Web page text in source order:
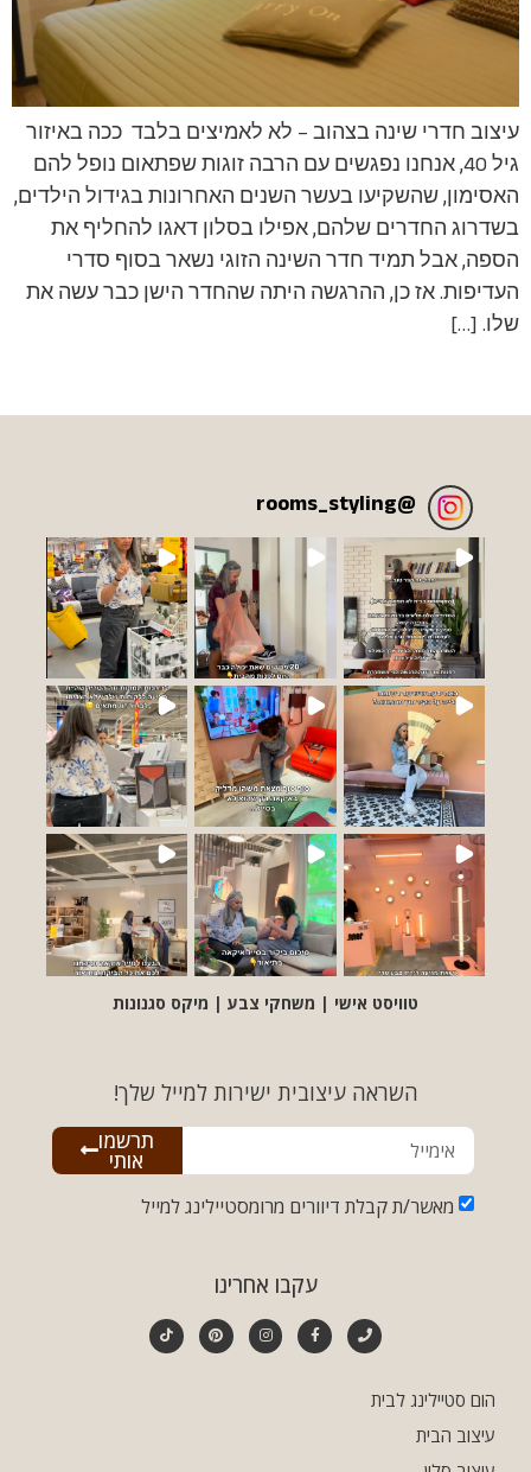
עיצוב חדרי שינה בצהוב – לא לאמיצים בלבד ככה באיזור
גיל 40, אנחנו נפגשים עם הרבה זוגות שפתאום נופל להם
האסימון, שהשקיעו בעשר השנים האחרונות בגידול הילדים,
בשדרוג החדרים שלהם, אפילו בסלון דאגו להחליף את
הספה, אבל תמיד חדר השינה הזוגי נשאר בסוף סדרי
העדיפות. אז כן, ההרגשה היתה שהחדר הישן כבר עשה את
שלו. […]
הום סטיילינג לבית
עיצוב הבית
השראה עיצובית ישירות למייל שלך!
מאשר/ת קבלת דיוורים מרומסטיילינג למייל
תרשמו
אותי
עקבו אחרינו
@
rooms_styling
טוויסט אישי | משחקי צבע | מיקס סגנונות